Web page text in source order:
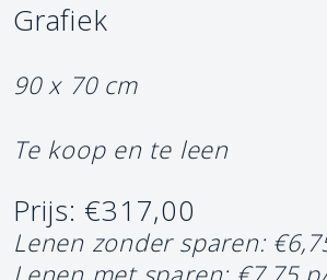
Grafiek
90 x 70 cm
Te koop en te leen
Prijs: €317,00
Lenen zonder sparen: